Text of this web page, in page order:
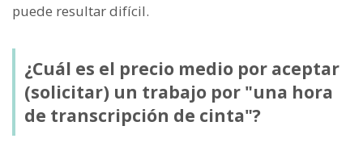
puede resultar difícil.
¿Cuál es el precio medio por aceptar
(solicitar) un trabajo por "una hora
de transcripción de cinta"?